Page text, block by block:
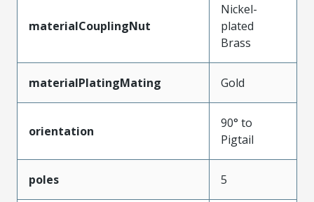
materialCouplingNut
Nickel-
plated
Brass
materialPlatingMating Gold
orientation
90° to
Pigtail
poles 5